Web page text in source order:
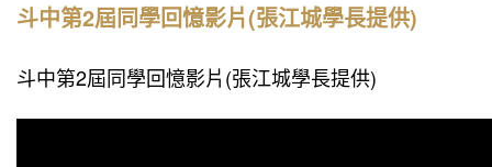
斗中第2屆同學回憶影片(張江城學長提供)
斗中第2屆同學回憶影片(張江城學長提供)